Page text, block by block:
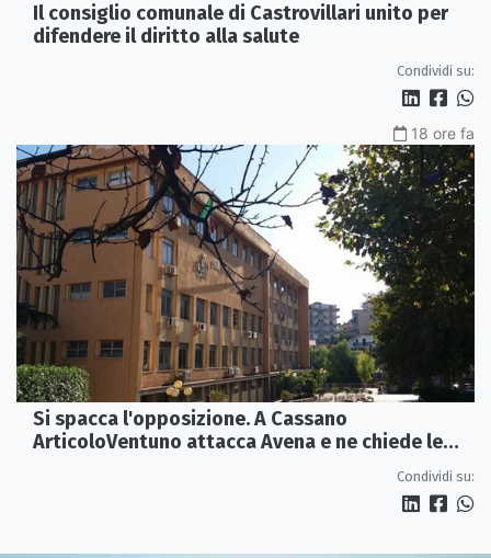
Il consiglio comunale di Castrovillari unito per
difendere il diritto alla salute
Condividi su:
18 ore fa
Si spacca l'opposizione. A Cassano
ArticoloVentuno attacca Avena e ne chiede le
Condividi su: